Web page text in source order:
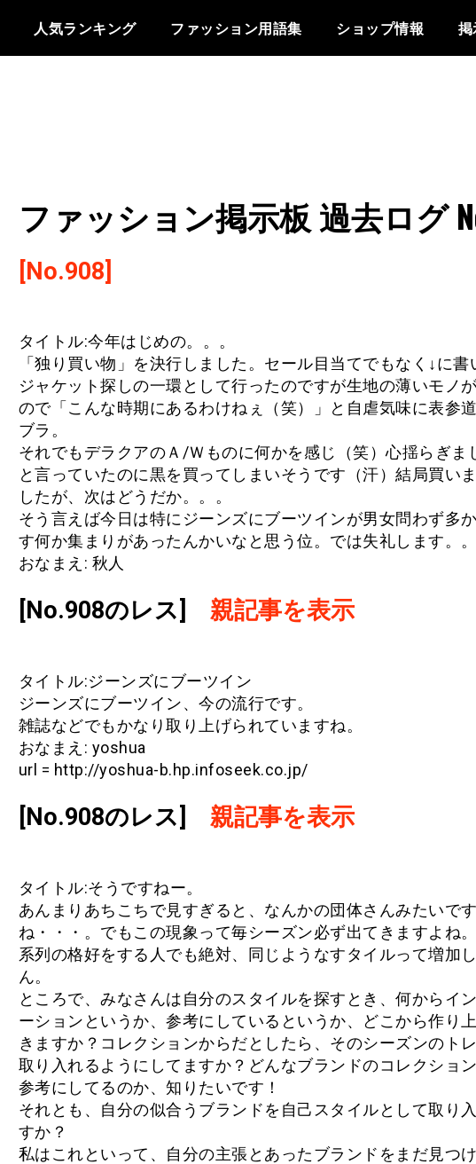
人気ランキング ファッション用語集 ショップ情報
ファッション掲示板 過去ログ
[No.908]
タイトル:今年はじめの。。。
「独り買い物」を決行しました。セール目当てでもなく↓に書
ジャケット探しの一環として行ったのですが生地の薄いモノ
ので「こんな時期にあるわけねぇ（笑）」と自虐気味に表参
ブラ。
それでもデラクアのＡ/Ｗものに何かを感じ（笑）心揺らぎま
と言っていたのに黒を買ってしまいそうです（汗）結局買い
したが、次はどうだか。。。
そう言えば今日は特にジーンズにブーツインが男女問わず多
す何か集まりがあったんかいなと思う位。では失礼します。。
おなまえ: 秋人
[No.908のレス] 親記事を表示
タイトル:ジーンズにブーツイン
ジーンズにブーツイン、今の流行です。
雑誌などでもかなり取り上げられていますね。
おなまえ: yoshua
url = http://yoshua-b.hp.infoseek.co.jp/
[No.908のレス] 親記事を表示
タイトル:そうですねー。
あんまりあちこちで見すぎると、なんかの団体さんみたいです
ね・・・。でもこの現象って毎シーズン必ず出てきますよね
系列の格好をする人でも絶対、同じようなすタイルって増加
ん。
ところで、みなさんは自分のスタイルを探すとき、何からイ
ーションというか、参考にしているというか、どこから作り
きますか？コレクションからだとしたら、そのシーズンのト
取り入れるようにしてますか？どんなブランドのコレクショ
参考にしてるのか、知りたいです！
それとも、自分の似合うブランドを自己スタイルとして取り
すか？
私はこれといって、自分の主張とあったブランドをまだ見つ